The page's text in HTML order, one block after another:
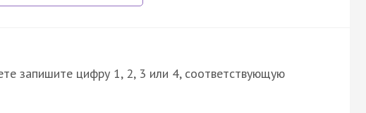
запишите цифру 1, 2, 3 или 4, соответствующую